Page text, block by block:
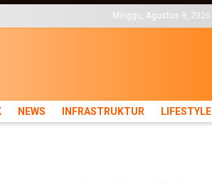
LIFESTYLE
Minggu, Agustus 9, 2026
NEWS INFRASTRUKTUR LIFESTYLE